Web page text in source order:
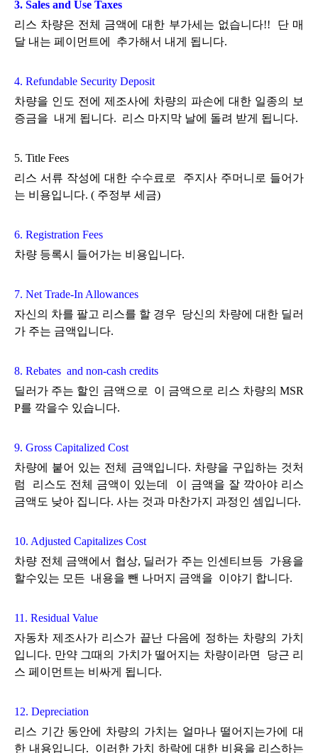
3. Sales and Use Taxes
리스 차량은 전체 금액에 대한 부가세는 없습니다!! 단 매
달 내는 페이먼트에 추가해서 내게 됩니다.
4. Refundable Security Deposit
차량을 인도 전에 제조사에 차량의 파손에 대한 일종의 보
증금을 내게 됩니다. 리스 마지막 날에 돌려 받게 됩니다.
5. Title Fees
리스 서류 작성에 대한 수수료로 주지사 주머니로 들어가
는 비용입니다. ( 주정부 세금)
6. Registration Fees
차량 등록시 들어가는 비용입니다.
7. Net Trade-In Allowances
자신의 차를 팔고 리스를 할 경우 당신의 차량에 대한 딜러
가 주는 금액입니다.
8. Rebates and non-cash credits
딜러가 주는 할인 금액으로 이 금액으로 리스 차량의 MSR
P를 깍을수 있습니다.
9. Gross Capitalized Cost
차량에 붙어 있는 전체 금액입니다. 차량을 구입하는 것처
럼 리스도 전체 금액이 있는데 이 금액을 잘 깍아야 리스
금액도 낮아 집니다. 사는 것과 마찬가지 과정인 셈입니다.
10. Adjusted Capitalizes Cost
차량 전체 금액에서 협상, 딜러가 주는 인센티브등 가용을
할수있는 모든 내용을 뺀 나머지 금액을 이야기 합니다.
11. Residual Value
자동차 제조사가 리스가 끝난 다음에 정하는 차량의 가치
입니다. 만약 그때의 가치가 떨어지는 차량이라면 당근 리
스 페이먼트는 비싸게 됩니다.
12. Depreciation
리스 기간 동안에 차량의 가치는 얼마나 떨어지는가에 대
한 내용입니다. 이러한 가치 하락에 대한 비용을 리스하는